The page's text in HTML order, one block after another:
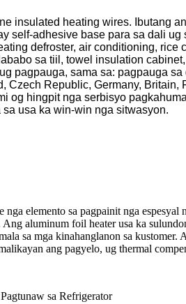
insulated heating wires. Ibutang
self-adhesive base para sa dali
defroster, air conditioning,
sa tiil, towel insulation
pagpauga, sama sa: pagpauga
Republic, Germany,
hingpit nga serbisyo
usa ka win-win nga sitwasyon.
elemento sa pagpainit nga espesyal
aluminum foil heater usa ka
sa mga kinahanglanon sa
ang pagyelo, ug thermal